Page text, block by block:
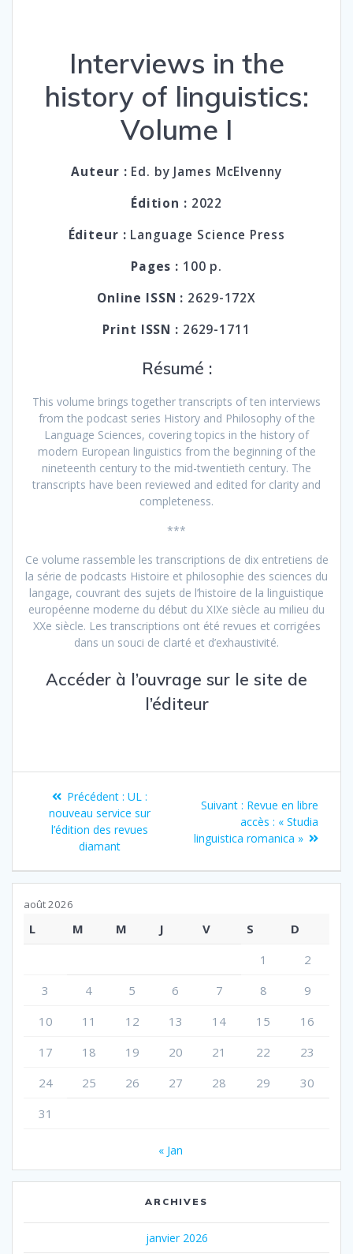
Interviews in the
history of linguistics:
Volume I
Auteur : Ed. by James McElvenny
Édition : 2022
Éditeur : Language Science Press
Pages : 100 p.
Online ISSN : 2629-172X
Print ISSN : 2629-1711
Résumé :
This volume brings together transcripts of ten interviews
from the podcast series History and Philosophy of the
Language Sciences, covering topics in the history of
modern European linguistics from the beginning of the
nineteenth century to the mid-twentieth century. The
transcripts have been reviewed and edited for clarity and
completeness.
***
Ce volume rassemble les transcriptions de dix entretiens de
la série de podcasts Histoire et philosophie des sciences du
langage, couvrant des sujets de l’histoire de la linguistique
européenne moderne du début du XIXe siècle au milieu du
XXe siècle. Les transcriptions ont été revues et corrigées
dans un souci de clarté et d’exhaustivité.
Accéder à l’ouvrage sur le site de
l’éditeur
Navigation
l’article
Précédent : Article
précédent
:
UL :
nouveau service sur
l’édition des revues
diamant
Suivant : Article
suivant
:
Revue en libre
accès : « Studia
linguistica romanica »
août 2026
L M M J V S
D
1
2
3
4 5 6 7 8
9
10
11 12 13 14 15
16
17
18 19 20 21 22
23
24
25 26 27 28 29
30
31
« Jan
ARCHIVES
janvier 2026